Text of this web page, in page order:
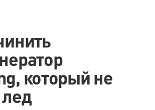
который не